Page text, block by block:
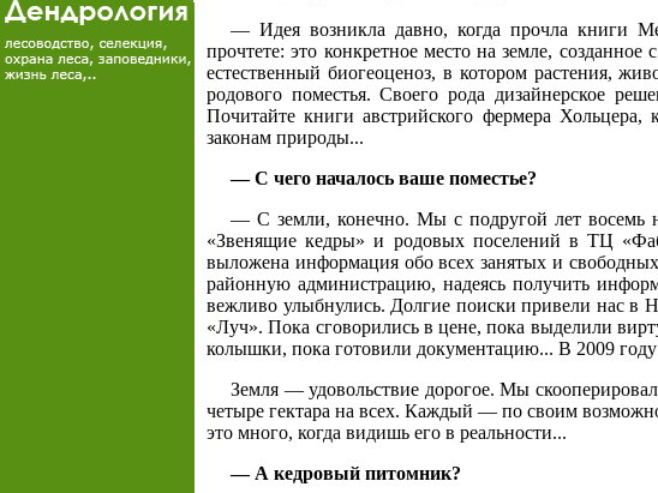
— Идея возникла давно, когда прочла книги
прочтете: это конкретное место на земле,
естественный биогеоценоз, в котором растения,
родового поместья. Своего рода дизайнерское
Почитайте книги австрийского фермера
законам природы...
— С чего началось ваше поместье?
— С земли, конечно. Мы с подругой лет восемь
«Звенящие кедры» и родовых поселений в ТЦ
выложена информация обо всех занятых и
районную администрацию, надеясь получить
вежливо улыбнулись. Долгие поиски привели нас в
«Луч». Пока сговорились в цене, пока выделили
колышки, пока готовили документацию... В 2009
Земля — удовольствие дорогое. Мы
четыре гектара на всех. Каждый — по своим
это много, когда видишь его в реальности...
— А кедровый питомник?